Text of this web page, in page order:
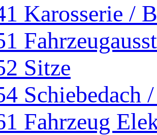
Karosserie /
Sitze
Schiebedach
Fahrzeug